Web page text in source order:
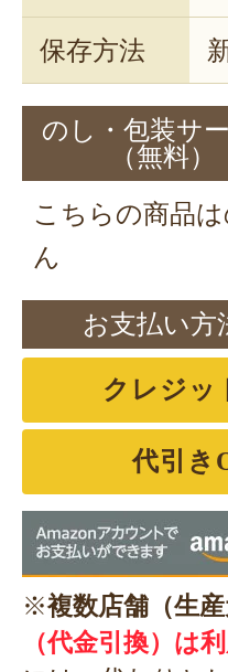
保存方法
のし・包装サ
（無料）
こちらの商品
ん
お支払い方
クレジッ
代引き
※複数店舗（生
（代金引換）は